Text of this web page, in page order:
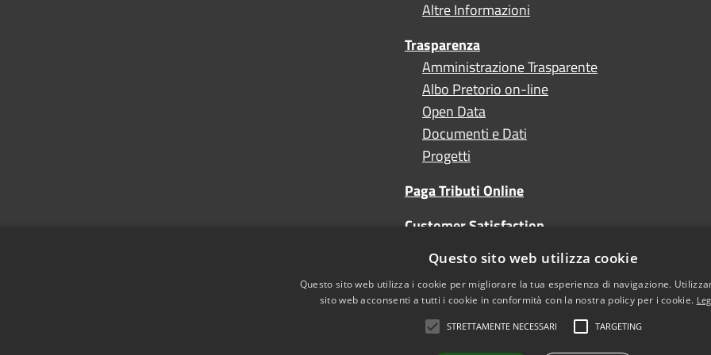
Altre Informazioni
Trasparenza
Amministrazione Trasparente
Albo Pretorio on-line
Open Data
Documenti e Dati
Progetti
Paga Tributi Online
Customer Satisfaction
Turismo
Questo sito web utilizza cookie
Questo sito web utilizza i cookie per migliorare la tua esperienza di navigazione.
sito web acconsenti a tutti i cookie in conformità con la nostra policy per i cookie.
STRETTAMENTE NECESSARI TARGETING